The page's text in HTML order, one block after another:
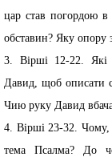
цар став погордою
обставин? Яку опору
3. Вірші 12-22. Які
Давид, щоб описати
Чию руку Давид
4. Вірші 23-32. Чому,
тема Псалма? До